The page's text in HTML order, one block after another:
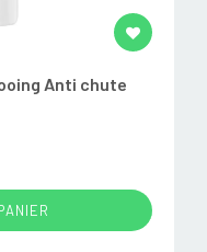
Anti chute